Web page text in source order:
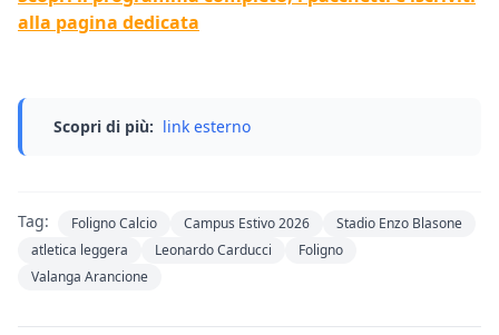
alla pagina dedicata
Scopri di più: link esterno
Tag: Foligno Calcio Campus Estivo 2026
Stadio Enzo Blasone
atletica leggera
Leonardo Carducci
Foligno
Valanga Arancione